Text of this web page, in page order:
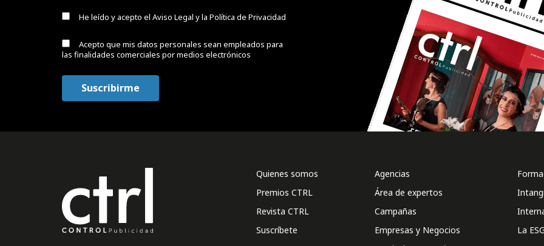
He leído y acepto el Aviso Legal y la Política de Privacidad
Acepto que mis datos personales sean empleados para
las finalidades comerciales por medios electrónicos
Quienes somos
Premios CTRL
Revista CTRL
Suscríbete
Agencias
Área de expertos
Campañas
Empresas y Negocios
La